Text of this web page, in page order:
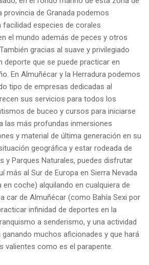
provincia de Granada podemos
especies de corales
el mundo además de peces y otros
gracias al suave y privilegiado
deporte que se puede practicar en
En Almuñécar y la Herradura podemos
tipo de empresas dedicadas al
sus servicios para todos los
de buceo y cursos para iniciarse
las más profundas inmersiones
y material de última generación en su
geográfica y estar rodeada de
y Parques Naturales, puedes disfrutar
más al Sur de Europa en Sierra Nevada
coche) alquilando en cualquiera de
car de Almuñécar (como Bahía Sexi por
infinidad de deportes en la
a senderismo, y una actividad
muchos aficionades y que hará
valientes como es el parapente.